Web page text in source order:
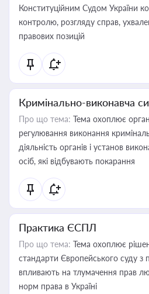
Конституційним Судом України
контролю, розгляду справ,
правових позицій
Кримінально-виконавча
Про що тема: Тема охоплює
регулювання виконання
діяльність органів і установ
осіб, які відбувають покарання
Практика ЄСПЛ
Про що тема: Тема охоплює
стандарти Європейського суду з
впливають на тлумачення прав
норм права в Україні